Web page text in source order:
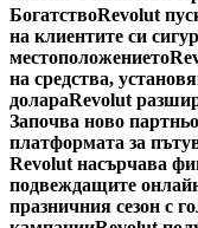
БогатствоRevolut
на клиентите си
местоположението
на средства,
долараRevolut
Започва ново
платформата за
Revolut насърчава
подвеждащите
празничния сезон с